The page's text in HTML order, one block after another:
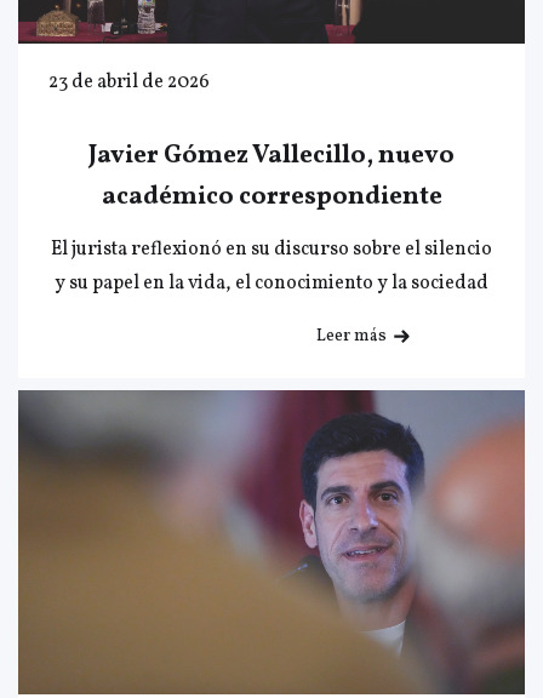
23 de abril de 2026
Javier Gómez Vallecillo, nuevo
académico correspondiente
El jurista reflexionó en su discurso sobre el silencio
y su papel en la vida, el conocimiento y la sociedad
Leer más